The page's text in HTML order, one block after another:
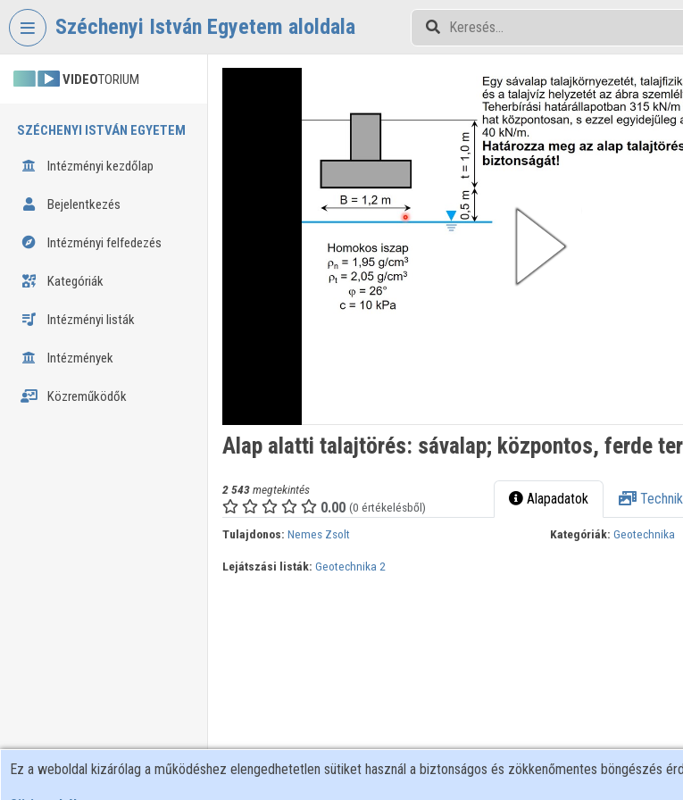
Fejléc kihagyása
Széchenyi István Egyetem aloldala
VIDEOTORIUM
SZÉCHENYI ISTVÁN EGYETEM
Intézményi kezdőlap
Bejelentkezés
Intézményi felfedezés
Kategóriák
Intézményi listák
Intézmények
Közreműködők
Alap alatti talajtörés: sávalap; központos, ferde
2 543megtekintés
0.00 (0 értékelésből) Alapadatok
Tulajdonos: Nemes Zsolt Kategóriák: Geotechnika
Lejátszási listák: Geotechnika 2
Ez a weboldal kizárólag a működéshez elengedhetetlen sütiket használ a biztonságos és zökkenőmentes böngészés